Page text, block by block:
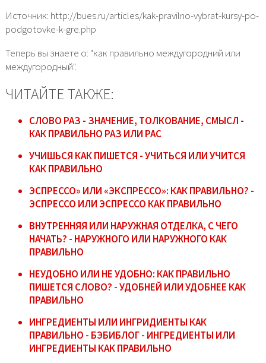
Источник: http://bues.ru/articles/kak-pravilno-vybrat-kursy-po-
podgotovke-k-gre.php
Теперь вы знаете о: "как правильно междугородний или
междугородный".
ЧИТАЙТЕ ТАКЖЕ:
СЛОВО РАЗ - ЗНАЧЕНИЕ, ТОЛКОВАНИЕ, СМЫСЛ -
КАК ПРАВИЛЬНО РАЗ ИЛИ РАС
УЧИШЬСЯ КАК ПИШЕТСЯ - УЧИТЬСЯ ИЛИ УЧИТСЯ
КАК ПРАВИЛЬНО
ЭСПРЕССО» ИЛИ «ЭКСПРЕССО»: КАК ПРАВИЛЬНО? -
ЭСПРЕССО ИЛИ ЭСПРЕССО КАК ПРАВИЛЬНО
ВНУТРЕННЯЯ ИЛИ НАРУЖНАЯ ОТДЕЛКА, С ЧЕГО
НАЧАТЬ? - НАРУЖНОГО ИЛИ НАРУЖНОГО КАК
ПРАВИЛЬНО
НЕУДОБНО ИЛИ НЕ УДОБНО: КАК ПРАВИЛЬНО
ПИШЕТСЯ СЛОВО? - УДОБНЕЙ ИЛИ УДОБНЕЕ КАК
ПРАВИЛЬНО
ИНГРЕДИЕНТЫ ИЛИ ИНГРИДИЕНТЫ КАК
ПРАВИЛЬНО - БЭБИБЛОГ - ИНГРЕДИЕНТЫ ИЛИ
ИНГРЕДИЕНТЫ КАК ПРАВИЛЬНО